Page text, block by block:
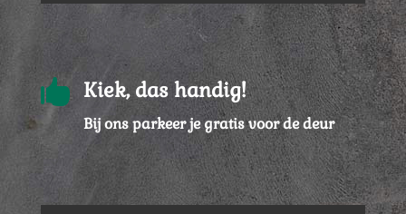
 Kiek, das handig!
Bij ons parkeer je gratis voor de deur